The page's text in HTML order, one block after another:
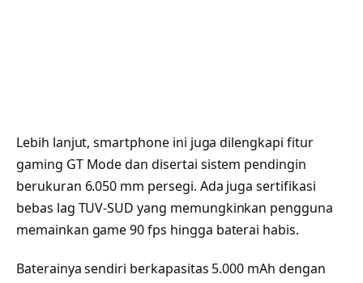
Lebih lanjut, smartphone ini juga dilengkapi fitur
gaming GT Mode dan disertai sistem pendingin
berukuran 6.050 mm persegi. Ada juga sertifikasi
bebas lag TUV-SUD yang memungkinkan pengguna
memainkan game 90 fps hingga baterai habis.
Baterainya sendiri berkapasitas 5.000 mAh dengan